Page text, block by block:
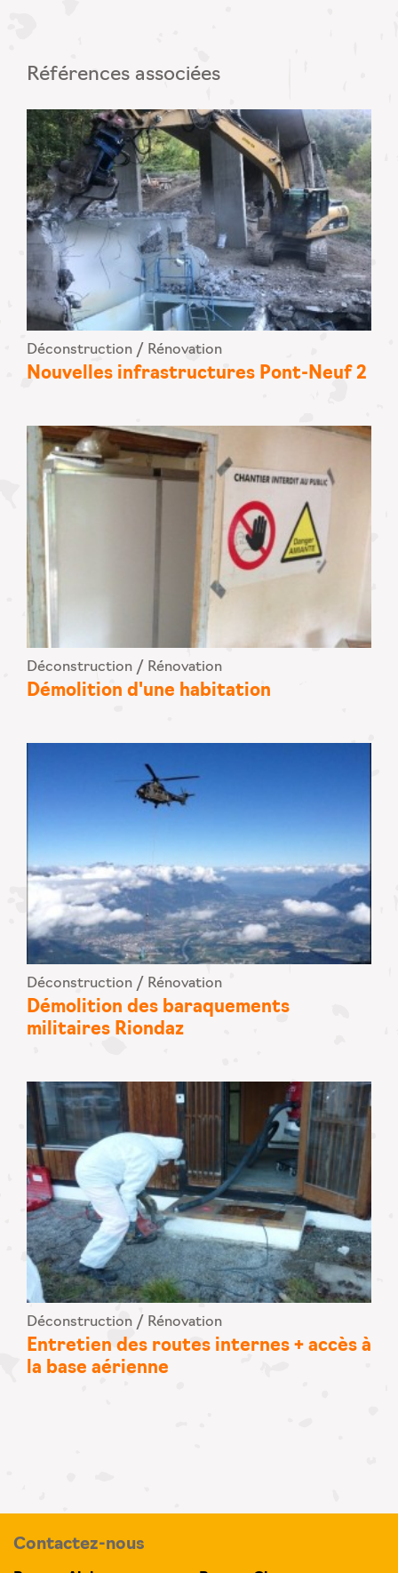
Références associées
Déconstruction / Rénovation
Nouvelles infrastructures Pont-Neuf 2
Déconstruction / Rénovation
Démolition d'une habitation
Déconstruction / Rénovation
Démolition des baraquements
militaires Riondaz
Déconstruction / Rénovation
Entretien des routes internes + accès à
la base aérienne
Contactez-nous